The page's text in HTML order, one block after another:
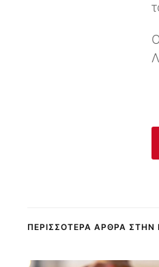
ΠΕΡΙΣΣΌΤΕΡΑ ΆΡΘΡΑ ΣΤΗΝ